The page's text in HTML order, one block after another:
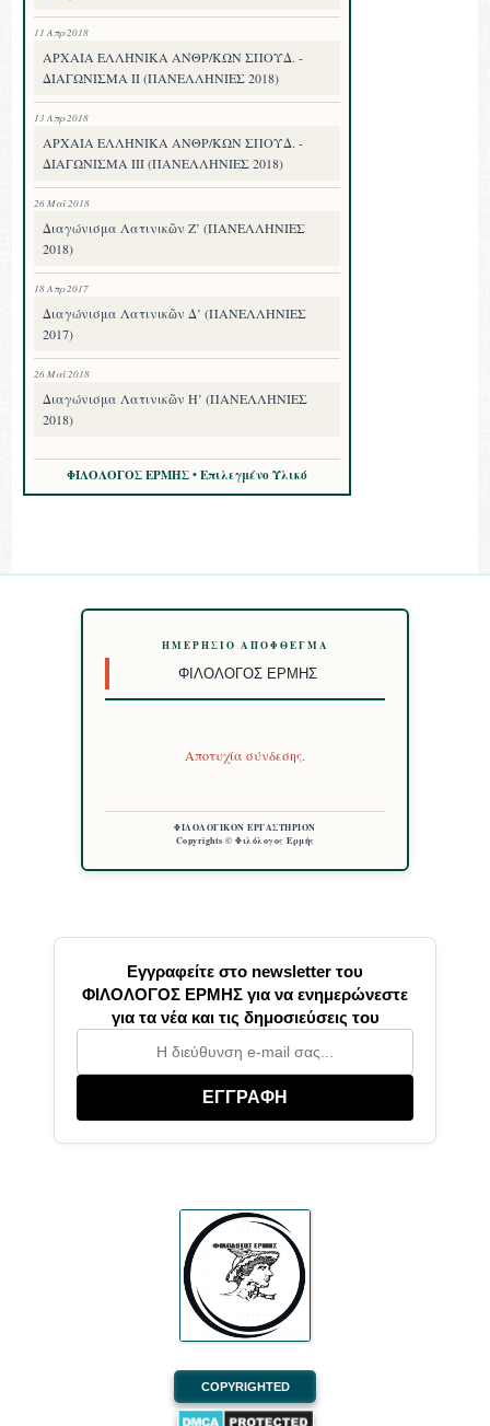
11 Απρ 2018
ΑΡΧΑΙΑ ΕΛΛΗΝΙΚΑ ΑΝΘΡ/ΚΩΝ ΣΠΟΥΔ. -
ΔΙΑΓΩΝΙΣΜΑ II (ΠΑΝΕΛΛΗΝΙΕΣ 2018)
13 Απρ 2018
ΑΡΧΑΙΑ ΕΛΛΗΝΙΚΑ ΑΝΘΡ/ΚΩΝ ΣΠΟΥΔ. -
ΔΙΑΓΩΝΙΣΜΑ III (ΠΑΝΕΛΛΗΝΙΕΣ 2018)
26 Μαΐ 2018
Διαγώνισμα Λατινικῶν Ζ’ (ΠΑΝΕΛΛΗΝΙΕΣ
2018)
18 Απρ 2017
Διαγώνισμα Λατινικῶν Δ’ (ΠΑΝΕΛΛΗΝΙΕΣ
2017)
26 Μαΐ 2018
Διαγώνισμα Λατινικῶν Η’ (ΠΑΝΕΛΛΗΝΙΕΣ
2018)
ΦΙΛΟΛΟΓΟΣ ΕΡΜΗΣ • Επιλεγμένο Υλικό
ΗΜΕΡΉΣΙΟ ΑΠΌΦΘΕΓΜΑ
ΦΙΛΌΛΟΓΟΣ ΕΡΜΉΣ
Αποτυχία σύνδεσης.
ΦΙΛΟΛΟΓΙΚΟΝ ΕΡΓΑΣΤΗΡΙΟΝ
Copyrights © Φιλόλογος Ερμής
Εγγραφείτε στο newsletter του
ΦΙΛΟΛΟΓΟΣ ΕΡΜΗΣ για να ενημερώνεστε
για τα νέα και τις δημοσιεύσεις του
ΕΓΓΡΑΦΗ
COPYRIGHTED